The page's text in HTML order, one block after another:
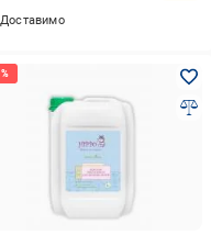
Доставимо